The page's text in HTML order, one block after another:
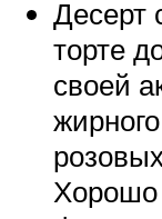
Десерт
торте
своей
Хорошо